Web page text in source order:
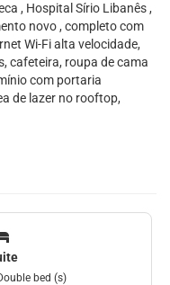
, Hospital Sírio Libanês ,
novo , completo com
Wi-Fi alta velocidade,
cafeteira, roupa de cama
com portaria
de lazer no rooftop,
bed (s)